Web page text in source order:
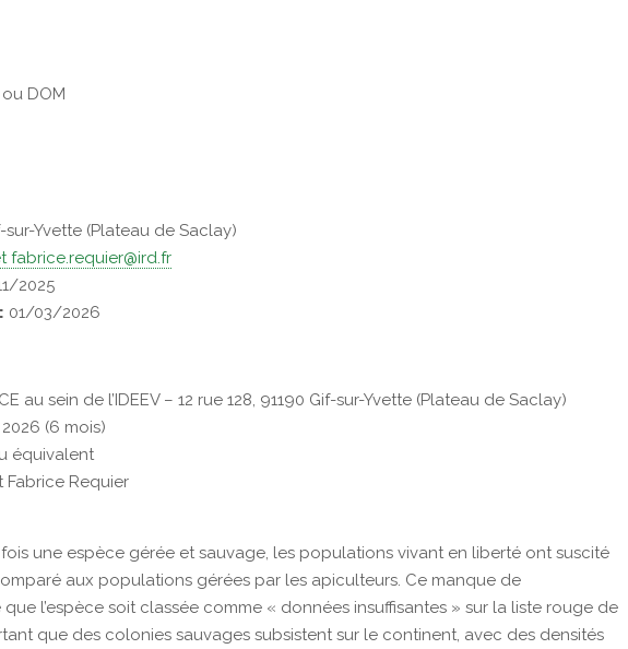
DOM
sur-Yvette (Plateau de Saclay)
fabrice.requier@ird.fr
2025
01/03/2026
au sein de l’IDEEV – 12 rue 128, 91190 Gif-sur-Yvette (Plateau de Saclay)
(6 mois)
équivalent
Fabrice Requier
fois une espèce gérée et sauvage, les populations vivant en liberté ont suscité
aux populations gérées par les apiculteurs. Ce manque de
l’espèce soit classée comme « données insuffisantes » sur la liste rouge de
que des colonies sauvages subsistent sur le continent, avec des densités